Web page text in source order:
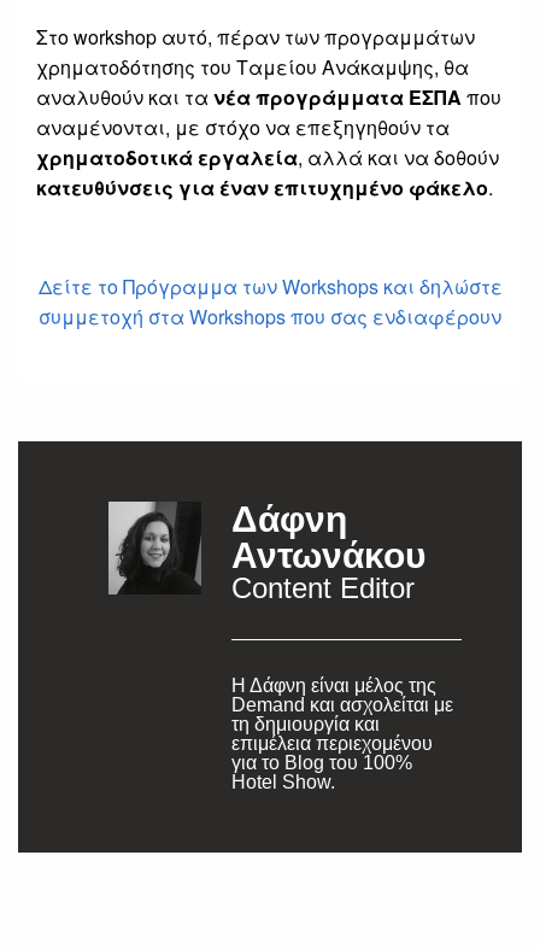
Στο workshop αυτό, πέραν των προγραμμάτων
χρηματοδότησης του Ταμείου Ανάκαμψης, θα
αναλυθούν και τα νέα προγράμματα ΕΣΠΑ που
αναμένονται, με στόχο να επεξηγηθούν τα
χρηματοδοτικά εργαλεία, αλλά και να δοθούν
κατευθύνσεις για έναν επιτυχημένο φάκελο.
Δείτε το Πρόγραμμα των Workshops και δηλώστε
συμμετοχή στα Workshops που σας ενδιαφέρουν
Δάφνη
Αντωνάκου
Content Editor
Η Δάφνη είναι μέλος της
Demand και ασχολείται με
τη δημιουργία και
επιμέλεια περιεχομένου
για το Blog του 100%
Hotel Show.